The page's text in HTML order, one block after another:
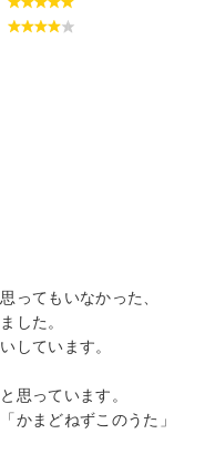
ってもいなかった、
した。
しています。
思っています。
かまどねずこのうた」